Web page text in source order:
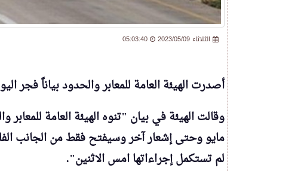
05:03:40
أصدرت الهيئة العامة للمعابر والحدود بياناً فجر
وقالت الهيئة في بيان "
مايو وحتى إشعار آخر وسيفتح فقط من الجانب
لم تستكمل إجراءاتها امس الاثنين".